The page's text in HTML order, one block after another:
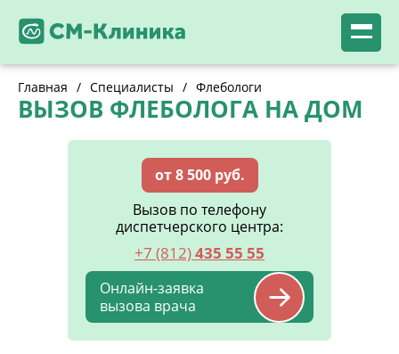
Главная / Специалисты / Флебологи
ВЫЗОВ ФЛЕБОЛОГА НА ДОМ
от 8 500 руб.
Вызов по телефону
диспетчерского центра:
+7 (812)435 55 55
Онлайн-заявка
вызова врача